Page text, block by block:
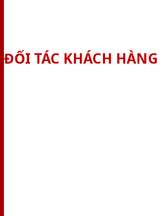
ĐỐI TÁC KHÁCH HÀNG